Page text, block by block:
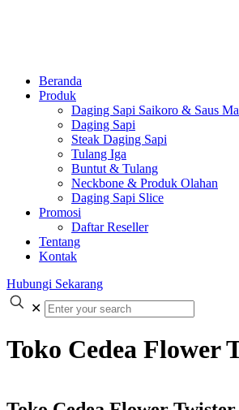
Beranda
Produk
Daging Sapi Saikoro & Saus
Daging Sapi
Steak Daging Sapi
Tulang Iga
Buntut & Tulang
Neckbone & Produk Olahan
Daging Sapi Slice
Promosi
Daftar Reseller
Tentang
Kontak
Hubungi Sekarang
✕
Toko Cedea Flower